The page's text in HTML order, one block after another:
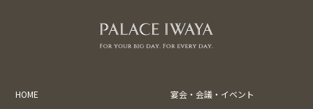
HOME
宴会・会議・イベント